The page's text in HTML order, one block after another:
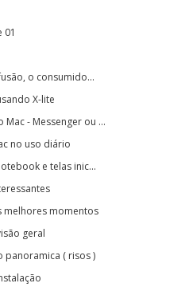
01
o consumido...
X-lite
- Messenger ou ...
no uso diário
e telas inic...
melhores momentos
geral
panoramica ( risos )